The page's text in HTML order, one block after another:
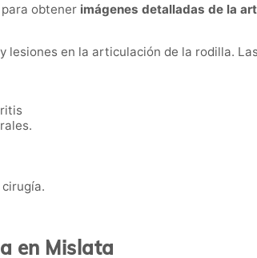
obtener imágenes detalladas de la
lesiones en la articulación de la rodilla.
en Mislata